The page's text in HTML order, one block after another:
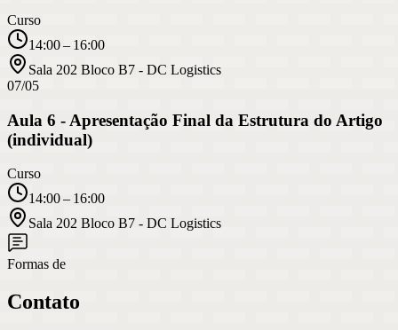
Curso
14:00 – 16:00
Sala 202 Bloco B7 - DC Logistics
07/05
Aula 6 - Apresentação Final da Estrutura do Artigo
(individual)
Curso
14:00 – 16:00
Sala 202 Bloco B7 - DC Logistics
Formas de
Contato